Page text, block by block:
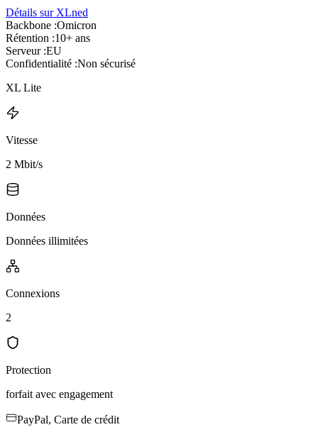
Détails sur XLned
Backbone :Omicron
Rétention :10+ ans
Serveur :EU
Confidentialité :Non sécurisé
XL Lite
Vitesse
2 Mbit/s
Données
Données illimitées
Connexions
2
Protection
forfait avec engagement
PayPal, Carte de crédit